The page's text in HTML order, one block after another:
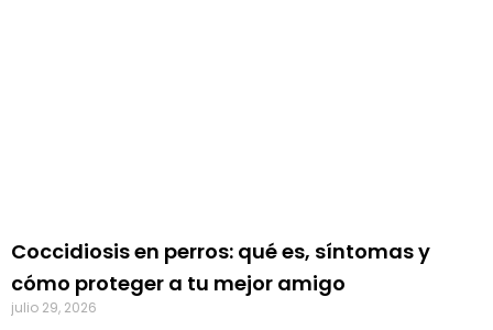
Coccidiosis en perros: qué es, síntomas y
cómo proteger a tu mejor amigo
julio 29, 2026